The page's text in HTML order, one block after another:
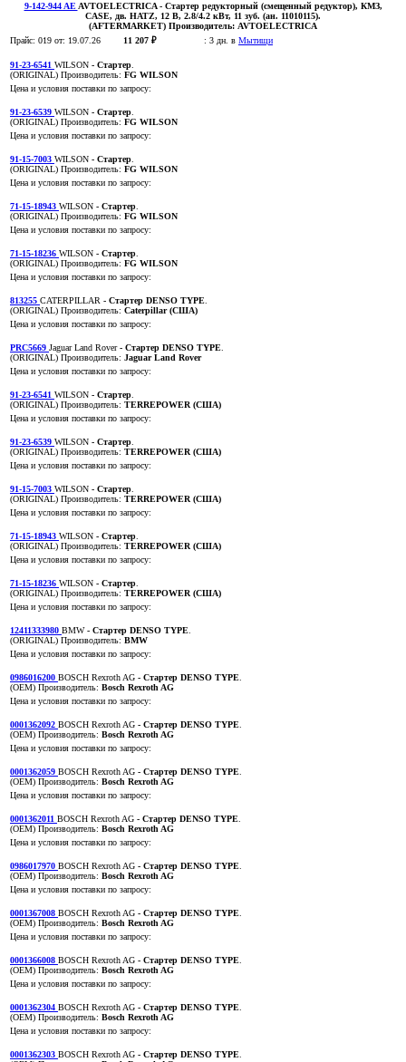
9-142-944 AEAVTOELECTRICA- Стартер редукторный (смещенный редуктор), КМЗ,
CASE, дв. HATZ, 12 В, 2.8/4.2 кВт, 11 зуб. (ан. 11010115).
(AFTERMARKET) Производитель: AVTOELECTRICA
Прайс: 019 от: 19.07.26 11 207 ₽ : 3 дн. в Мытищи
91-23-6541 WILSON - Стартер.
(ORIGINAL) Производитель: FG WILSON
Цена и условия поставки по запросу:
91-23-6539 WILSON - Стартер.
(ORIGINAL) Производитель: FG WILSON
Цена и условия поставки по запросу:
91-15-7003 WILSON - Стартер.
(ORIGINAL) Производитель: FG WILSON
Цена и условия поставки по запросу:
71-15-18943 WILSON - Стартер.
(ORIGINAL) Производитель: FG WILSON
Цена и условия поставки по запросу:
71-15-18236 WILSON - Стартер.
(ORIGINAL) Производитель: FG WILSON
Цена и условия поставки по запросу:
813255 CATERPILLAR - Стартер DENSO TYPE.
(ORIGINAL) Производитель: Caterpillar (США)
Цена и условия поставки по запросу:
PRC5669 Jaguar Land Rover- Стартер DENSO TYPE.
(ORIGINAL) Производитель: Jaguar Land Rover
Цена и условия поставки по запросу:
91-23-6541 WILSON - Стартер.
(ORIGINAL) Производитель: TERREPOWER (США)
Цена и условия поставки по запросу:
91-23-6539 WILSON - Стартер.
(ORIGINAL) Производитель: TERREPOWER (США)
Цена и условия поставки по запросу:
91-15-7003 WILSON - Стартер.
(ORIGINAL) Производитель: TERREPOWER (США)
Цена и условия поставки по запросу:
71-15-18943 WILSON - Стартер.
(ORIGINAL) Производитель: TERREPOWER (США)
Цена и условия поставки по запросу:
71-15-18236 WILSON - Стартер.
(ORIGINAL) Производитель: TERREPOWER (США)
Цена и условия поставки по запросу:
12411333980 BMW- Стартер DENSO TYPE.
(ORIGINAL) Производитель: BMW
Цена и условия поставки по запросу:
0986016200 BOSCH Rexroth AG - Стартер DENSO TYPE.
(OEM) Производитель: Bosch Rexroth AG
Цена и условия поставки по запросу:
0001362092 BOSCH Rexroth AG - Стартер DENSO TYPE.
(OEM) Производитель: Bosch Rexroth AG
Цена и условия поставки по запросу:
0001362059 BOSCH Rexroth AG - Стартер DENSO TYPE.
(OEM) Производитель: Bosch Rexroth AG
Цена и условия поставки по запросу:
0001362011 BOSCH Rexroth AG - Стартер DENSO TYPE.
(OEM) Производитель: Bosch Rexroth AG
Цена и условия поставки по запросу:
0986017970 BOSCH Rexroth AG - Стартер DENSO TYPE.
(OEM) Производитель: Bosch Rexroth AG
Цена и условия поставки по запросу:
0001367008 BOSCH Rexroth AG - Стартер DENSO TYPE.
(OEM) Производитель: Bosch Rexroth AG
Цена и условия поставки по запросу:
0001366008 BOSCH Rexroth AG - Стартер DENSO TYPE.
(OEM) Производитель: Bosch Rexroth AG
Цена и условия поставки по запросу:
0001362304 BOSCH Rexroth AG - Стартер DENSO TYPE.
(OEM) Производитель: Bosch Rexroth AG
Цена и условия поставки по запросу:
0001362303 BOSCH Rexroth AG - Стартер DENSO TYPE.